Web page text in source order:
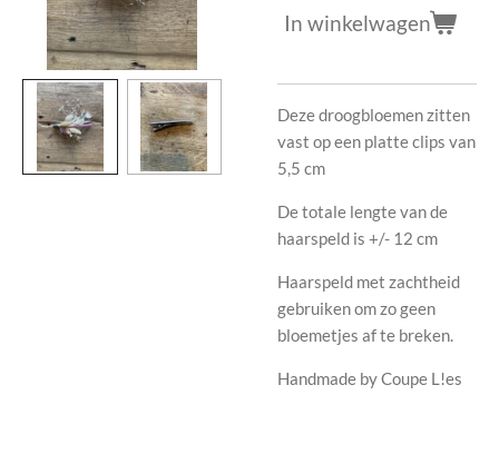
In winkelwagen
Deze droogbloemen zitten
vast op een platte clips van
5,5 cm
De totale lengte van de
haarspeld is +/- 12 cm
Haarspeld met zachtheid
gebruiken om zo geen
bloemetjes af te breken.
Handmade by Coupe L!es